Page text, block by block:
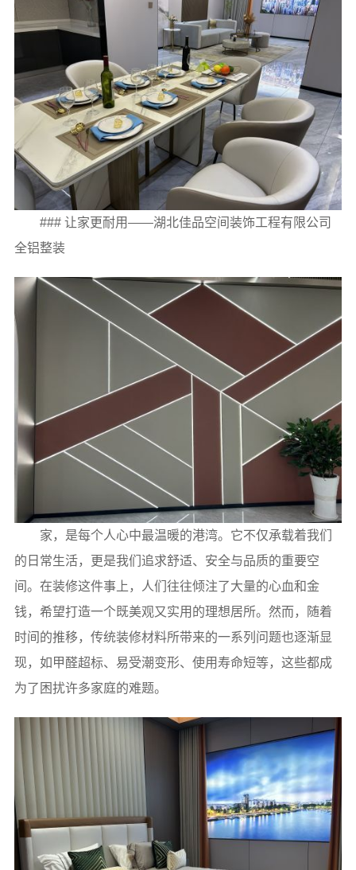
### 让家更耐用——湖北佳品空间装饰工程有限公司
全铝整装
家，是每个人心中最温暖的港湾。它不仅承载着我们
的日常生活，更是我们追求舒适、安全与品质的重要空
间。在装修这件事上，人们往往倾注了大量的心血和金
钱，希望打造一个既美观又实用的理想居所。然而，随着
时间的推移，传统装修材料所带来的一系列问题也逐渐显
现，如甲醛超标、易受潮变形、使用寿命短等，这些都成
为了困扰许多家庭的难题。